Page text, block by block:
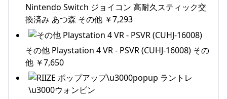
Nintendo Switch ジョイコン 高耐久スティック交
換済み あつ森 その他 ￥7,293
その他 Playstation 4 VR - PSVR (CUHJ-16008) その
他 ￥7,650